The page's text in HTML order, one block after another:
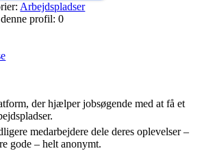
Arbejdspladser
profil: 0
der hjælper jobsøgende med at få et
medarbejdere dele deres oplevelser –
gode – helt anonymt.